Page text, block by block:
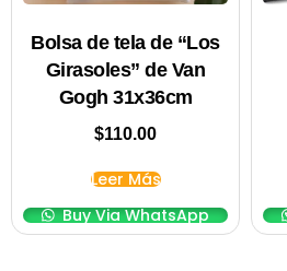
Bolsa de tela de “Los
Girasoles” de Van
Gogh 31x36cm
$110.00
Leer Más
Buy Via WhatsApp